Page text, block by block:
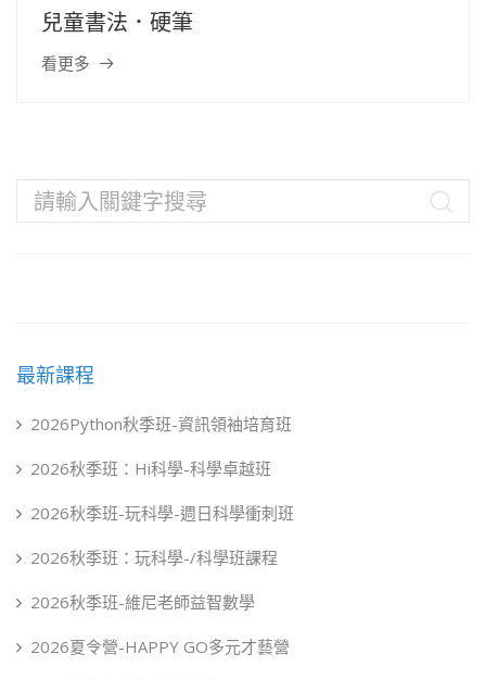
兒童書法．硬筆
看更多
最新課程
2026Python秋季班-資訊領袖培育班
2026秋季班：Hi科學-科學卓越班
2026秋季班-玩科學-週日科學衝刺班
2026秋季班：玩科學-/科學班課程
2026秋季班-維尼老師益智數學
2026夏令營-HAPPY GO多元才藝營